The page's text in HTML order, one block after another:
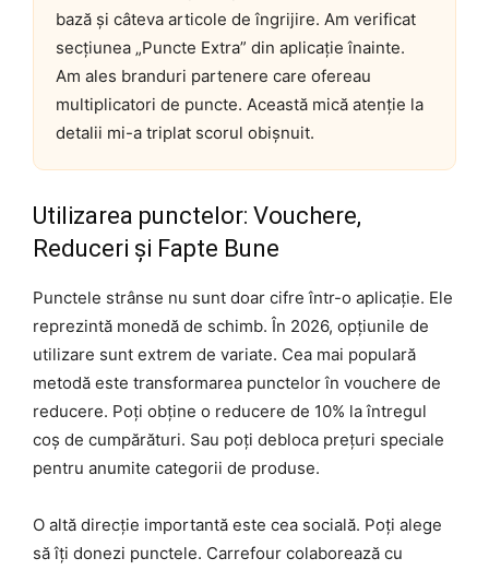
bază și câteva articole de îngrijire. Am verificat
secțiunea „Puncte Extra” din aplicație înainte.
Am ales branduri partenere care ofereau
multiplicatori de puncte. Această mică atenție la
detalii mi-a triplat scorul obișnuit.
Utilizarea punctelor: Vouchere,
Reduceri și Fapte Bune
Punctele strânse nu sunt doar cifre într-o aplicație. Ele
reprezintă monedă de schimb. În 2026, opțiunile de
utilizare sunt extrem de variate. Cea mai populară
metodă este transformarea punctelor în vouchere de
reducere. Poți obține o reducere de 10% la întregul
coș de cumpărături. Sau poți debloca prețuri speciale
pentru anumite categorii de produse.
O altă direcție importantă este cea socială. Poți alege
să îți donezi punctele. Carrefour colaborează cu